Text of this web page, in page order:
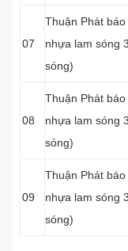
07
Thuận Phát
nhựa lam sóng
sóng)
08
Thuận Phát
nhựa lam sóng
sóng)
09
Thuận Phát
nhựa lam sóng
sóng)